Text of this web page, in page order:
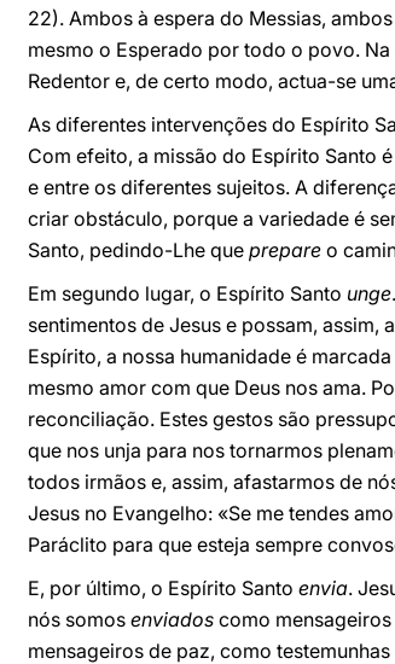
22). Ambos à espera do Messias,
mesmo o Esperado por todo o povo.
Redentor e, de certo modo, actua-se
As diferentes intervenções do Espírito
Com efeito, a missão do Espírito Santo é
e entre os diferentes sujeitos. A
criar obstáculo, porque a variedade é
Santo, pedindo-Lhe que prepare o
Em segundo lugar, o Espírito Santo unge
sentimentos de Jesus e possam, assim,
Espírito, a nossa humanidade é
mesmo amor com que Deus nos ama.
reconciliação. Estes gestos são
que nos unja para nos tornarmos
todos irmãos e, assim, afastarmos de
Jesus no Evangelho: «Se me tendes
Paráclito para que esteja sempre
E, por último, o Espírito Santo envia.
nós somos enviados como
mensageiros de paz, como